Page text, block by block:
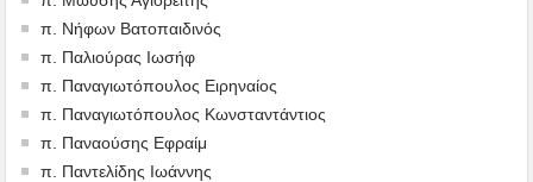
π. Νήφων Βατοπαιδινός
π. Παλιούρας Ιωσήφ
π. Παναγιωτόπουλος Ειρηναίος
π. Παναγιωτόπουλος Κωνσταντάντιος
π. Παναούσης Εφραίμ
π. Παντελίδης Ιωάννης